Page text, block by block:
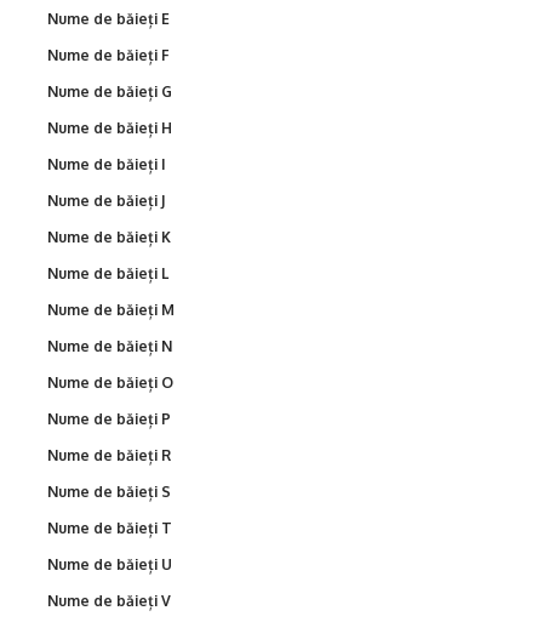
Nume de băieți E
Nume de băieți F
Nume de băieți G
Nume de băieți H
Nume de băieți I
Nume de băieți J
Nume de băieți K
Nume de băieți L
Nume de băieți M
Nume de băieți N
Nume de băieți O
Nume de băieți P
Nume de băieți R
Nume de băieți S
Nume de băieți T
Nume de băieți U
Nume de băieți V